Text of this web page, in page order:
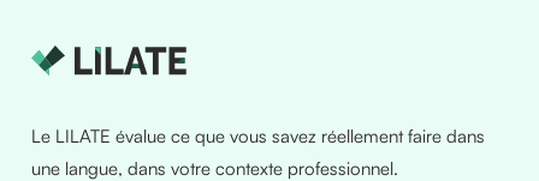
Le LILATE évalue ce que vous savez réellement faire dans
une langue, dans votre contexte professionnel.